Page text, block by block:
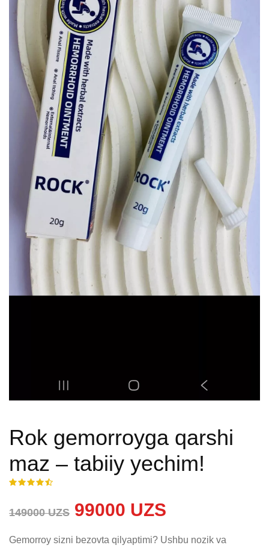
Rok gemorroyga qarshi
maz – tabiiy yechim!
149000 UZS 99000 UZS
Gemorroy sizni bezovta qilyaptimi? Ushbu nozik va